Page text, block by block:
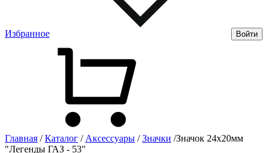
Избранное Войти
Главная / Каталог / Аксессуары / Значки /Значок 24х20мм
"Легенды ГАЗ - 53"